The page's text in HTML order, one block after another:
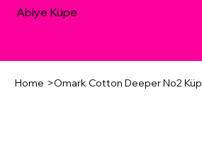
Abiye Küpe
Home >Omark Cotton Deeper No2